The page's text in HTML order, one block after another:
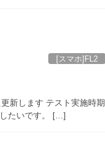
[スマホ]FL2
新します テスト実施時期
たいです。 […]